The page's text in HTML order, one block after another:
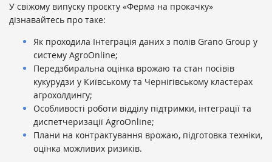
У свіжому випуску проєкту «Ферма на прокачку»
дізнавайтесь про таке:
Як проходила Інтеграція даних з полів Grano Group у
систему AgroOnline;
Передзбиральна оцінка врожаю та стан посівів
кукурудзи у Київському та Чернігівському кластерах
агрохолдингу;
Особливості роботи відділу підтримки, інтеграції та
диспетчеризації AgroOnline;
Плани на контрактування врожаю, підготовка техніки,
оцінка можливих ризиків.